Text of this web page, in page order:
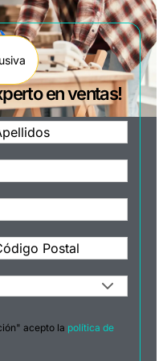
en ventas!
acepto la política de